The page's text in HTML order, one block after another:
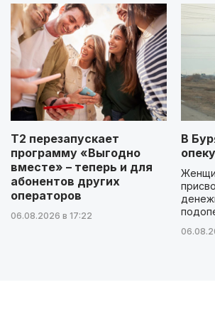
Т2 перезапускает
программу «Выгодно
вместе» – теперь и для
абонентов других
операторов
06.08.2026 в 17:22
В